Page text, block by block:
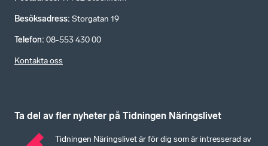
Besöksadress: Storgatan 19
Telefon: 08-553 430 00
Kontakta oss
Ta del av fler nyheter på Tidningen Näringslivet
Tidningen Näringslivet är för dig som är intresserad av